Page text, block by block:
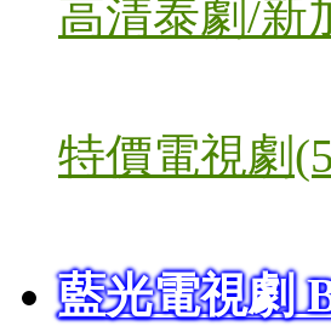
高清泰劇/新
特價電視劇
藍光電視劇